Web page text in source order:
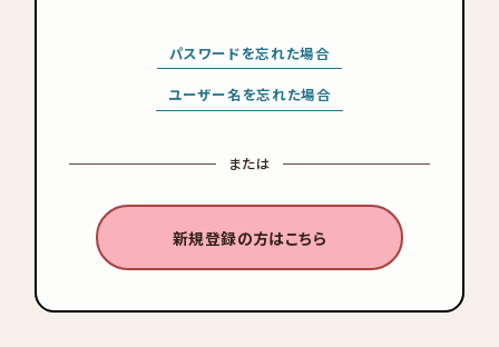
パスワードを忘れた場合
ユーザー名を忘れた場合
または
新規登録の方はこちら